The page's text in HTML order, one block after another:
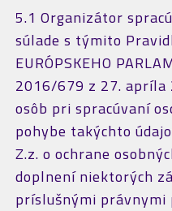
5.1 Organizátor
súlade s týmito
EURÓPSKEHO
2016/679 z 27. apríla
osôb pri spracúvaní
pohybe takýchto
Z.z. o ochrane
doplnení niektorých
príslušnými právnymi